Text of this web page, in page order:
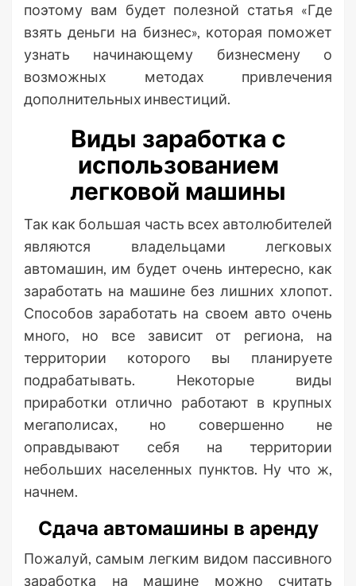
поэтому вам будет полезной статья «Где
взять деньги на бизнес», которая поможет
узнать начинающему бизнесмену о
возможных методах привлечения
дополнительных инвестиций.
Виды заработка с
использованием
легковой машины
Так как большая часть всех автолюбителей
являются владельцами легковых
автомашин, им будет очень интересно, как
заработать на машине без лишних хлопот.
Способов заработать на своем авто очень
много, но все зависит от региона, на
территории которого вы планируете
подрабатывать. Некоторые виды
приработки отлично работают в крупных
мегаполисах, но совершенно не
оправдывают себя на территории
небольших населенных пунктов. Ну что ж,
начнем.
Сдача автомашины в аренду
Пожалуй, самым легким видом пассивного
заработка на машине можно считать